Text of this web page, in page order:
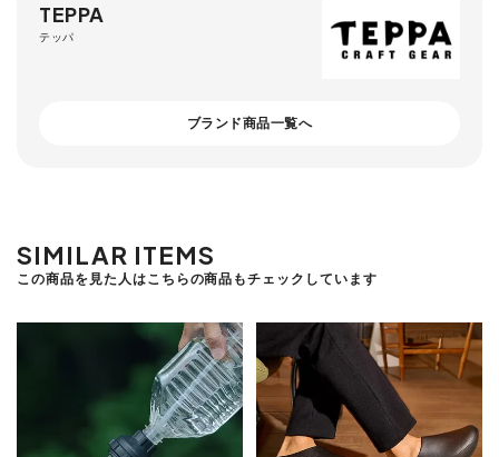
TEPPA
テッパ
ブランド商品一覧へ
SIMILAR ITEMS
この商品を見た人はこちらの商品もチェックしています